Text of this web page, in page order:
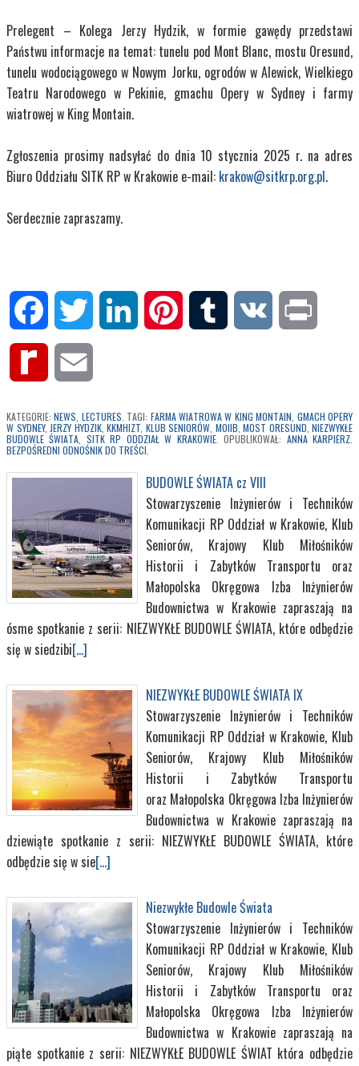
Prelegent – Kolega Jerzy Hydzik, w formie gawędy przedstawi
Państwu informacje na temat: tunelu pod Mont Blanc, mostu Oresund,
tunelu wodociągowego w Nowym Jorku, ogrodów w Alewick, Wielkiego
Teatru Narodowego w Pekinie, gmachu Opery w Sydney i farmy
wiatrowej w King Montain.
Zgłoszenia prosimy nadsyłać do dnia 10 stycznia 2025 r. na adres
Biuro Oddziału SITK RP w Krakowie e-mail: krakow@sitkrp.org.pl.
Serdecznie zapraszamy.
Facebook Twitter LinkedIn Pinterest Tumblr VK
Rediff
KATEGORIE:NEWS LECTURES . TAGI: FARMA WIATROWA W KING MONTAIN GMACH OPERY
W SYDNEY, JERZY HYDZIK, KKMHIZT KLUB SENIORÓW MOIIB MOST ORESUND NIEZWYKŁE
BUDOWLE ŚWIATA SITK RP ODDZIAŁ W KRAKOWIE. OPUBLIKOWAŁ: ANNA KARPIERZ
BEZPOŚREDNI ODNOŚNIK DO TREŚCI
BUDOWLE ŚWIATA cz VIII
Stowarzyszenie Inżynierów i Techników
Komunikacji RP Oddział w Krakowie, Klub
Seniorów, Krajowy Klub Miłośników
Historii i Zabytków Transportu oraz
Małopolska Okręgowa Izba Inżynierów
Budownictwa w Krakowie zapraszają na
ósme spotkanie z serii: NIEZWYKŁE BUDOWLE ŚWIATA, które odbędzie
się w siedzibi[...]
NIEZWYKŁE BUDOWLE ŚWIATA IX
Stowarzyszenie Inżynierów i Techników
Komunikacji RP Oddział w Krakowie, Klub
Seniorów, Krajowy Klub Miłośników
Historii i Zabytków Transportu
oraz Małopolska Okręgowa Izba Inżynierów
Budownictwa w Krakowie zapraszają na
dziewiąte spotkanie z serii: NIEZWYKŁE BUDOWLE ŚWIATA, które
odbędzie się w sie[...]
Niezwykłe Budowle Świata
Stowarzyszenie Inżynierów i Techników
Komunikacji RP Oddział w Krakowie, Klub
Seniorów, Krajowy Klub Miłośników
Historii i Zabytków Transportu oraz
Małopolska Okręgowa Izba Inżynierów
Budownictwa w Krakowie zapraszają na
piąte spotkanie z serii: NIEZWYKŁE BUDOWLE ŚWIAT która odbędzie